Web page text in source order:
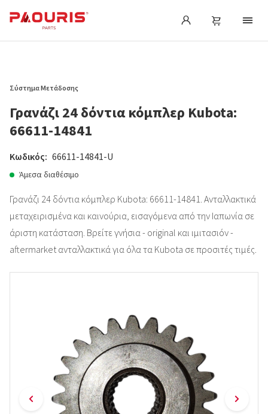
Σύστημα Μετάδοσης
Γρανάζι 24 δόντια κόμπλερ Kubota:
66611-14841
Κωδικός: 66611-14841-U
Άμεσα διαθέσιμο
Γρανάζι 24 δόντια κόμπλερ Kubota: 66611-14841. Ανταλλακτικά
μεταχειρισμένα και καινούρια, εισαγόμενα από την Ιαπωνία σε
άριστη κατάσταση. Βρείτε γνήσια - original και ιμιτασιόν -
aftermarket ανταλλακτικά για όλα τα Kubota σε προσιτές τιμές.